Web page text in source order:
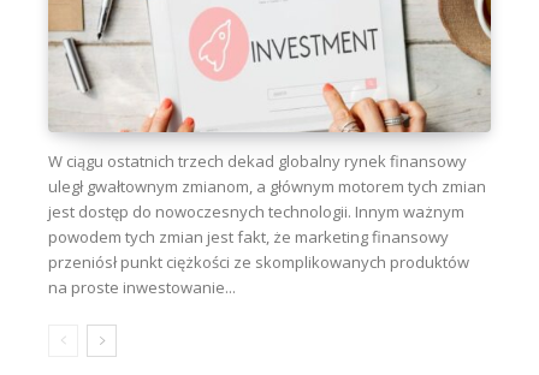
W ciągu ostatnich trzech dekad globalny rynek finansowy
uległ gwałtownym zmianom, a głównym motorem tych zmian
jest dostęp do nowoczesnych technologii. Innym ważnym
powodem tych zmian jest fakt, że marketing finansowy
przeniósł punkt ciężkości ze skomplikowanych produktów
na proste inwestowanie...